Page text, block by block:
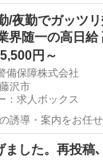
キャプチャーボー
単にゲーム映像を録
映像プレーヤー
/夜勤でガッツ
界随一の高日
円～
備保障株式会社
沢市
：求人ボックス
誘導・案内をお任
安全に安心して通
直行直帰OKです!
ました。再投稿